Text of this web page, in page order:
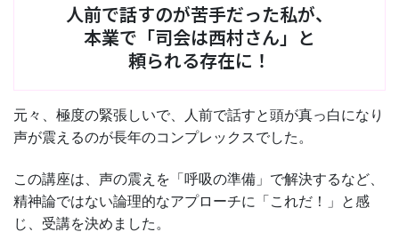
人前で話すのが苦手だった私が、
本業で「司会は西村さん」と
頼られる存在に！
元々、極度の緊張しいで、人前で話すと頭が真っ白になり
声が震えるのが長年のコンプレックスでした。
この講座は、声の震えを「呼吸の準備」で解決するなど、
精神論ではない論理的なアプローチに「これだ！」と感
じ、受講を決めました。